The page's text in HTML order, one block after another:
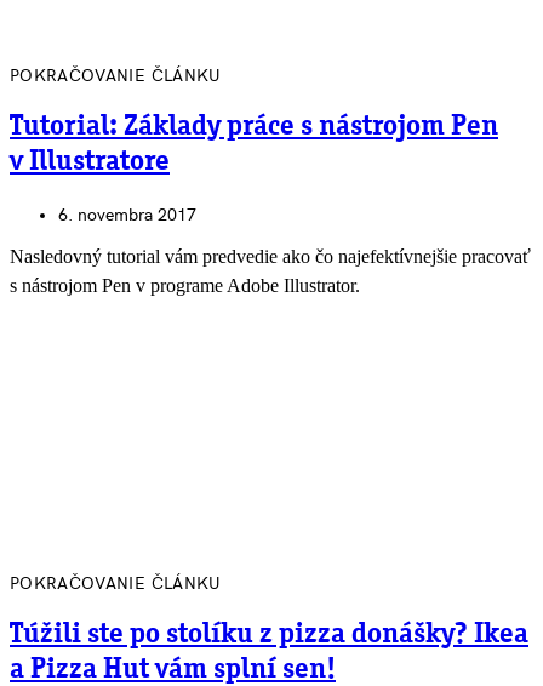
POKRAČOVANIE ČLÁNKU
Tutorial: Základy práce s nástrojom Pen
v Illustratore
6. novembra 2017
Nasledovný tutorial vám predvedie ako čo najefektívnejšie pracovať
s nástrojom Pen v programe Adobe Illustrator.
POKRAČOVANIE ČLÁNKU
Túžili ste po stolíku z pizza donášky? Ikea
a Pizza Hut vám splní sen!